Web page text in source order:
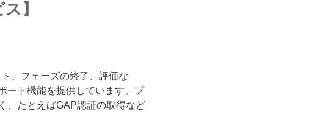
】
、フェーズの終了、評価な
ート機能を提供しています。プ
、たとえばGAP認証の取得など